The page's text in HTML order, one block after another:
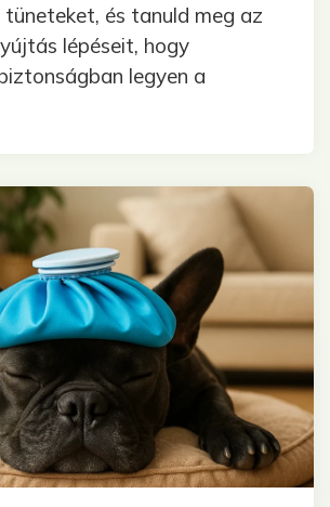
tüneteket, és tanuld meg az
lépéseit, hogy
legyen a